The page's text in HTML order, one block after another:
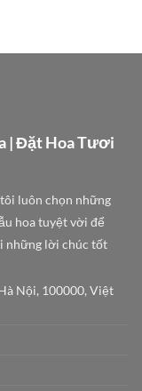
| Đặt Hoa Tươi
luôn chọn những
hoa tuyệt vời để
những lời chúc tốt
Nội, 100000, Việt